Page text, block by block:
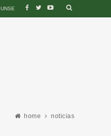
UNSE
home noticias